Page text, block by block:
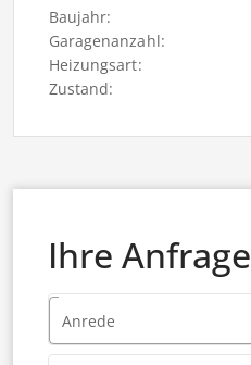
Baujahr:
Garagenanzahl:
Heizungsart:
Zustand:
Ihre Anfrage
Anrede